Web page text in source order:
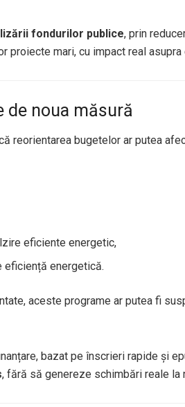
fondurilor publice, prin
proiecte mari, cu impact real
de noua măsură
reorientarea bugetelor ar putea
eficiente energetic,
eficiență energetică.
aceste programe ar putea fi
bazat pe înscrieri rapide și
, fără să genereze schimbări reale la